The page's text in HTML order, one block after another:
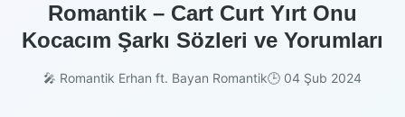
Romantik – Cart Curt Yırt Onu
Kocacım Şarkı Sözleri ve Yorumları
🎤 Romantik Erhan ft. Bayan Romantik🕒 04 Şub 2024